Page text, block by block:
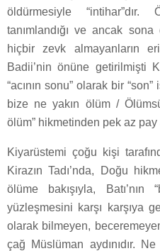
öldürmesiyle
tanımlandığı ve ancak
hiçbir zevk almayanların
Badii’nin önüne getirilmişti
“acının sonu” olarak bir
bize ne yakın ölüm /
ölüm” hikmetinden pek az
Kiyarüstemi çoğu kişi
Kirazın Tadı’nda, Doğu
ölüme bakışıyla, Batı’nın
yüzleşmesini karşı karşıya
olarak bilmeyen,
çağ Müslüman aydınıdır.